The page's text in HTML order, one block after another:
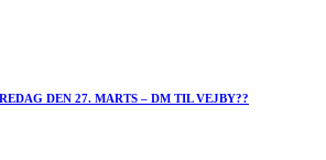
DEN 27. MARTS – DM TIL VEJBY??